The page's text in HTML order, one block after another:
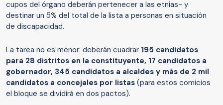
cupos del órgano deberán pertenecer a las etnias- y
destinar un 5% del total de la lista a personas en situación
de discapacidad.
La tarea no es menor: deberán cuadrar 195 candidatos
para 28 distritos en la constituyente, 17 candidatos a
gobernador, 345 candidatos a alcaldes y más de 2 mil
candidatos a concejales por listas (para estos comicios
el bloque se dividirá en dos pactos).